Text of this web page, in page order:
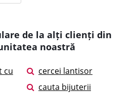
de la alți clienți din
noastră
cu
cercei lantisor
cauta bijuterii